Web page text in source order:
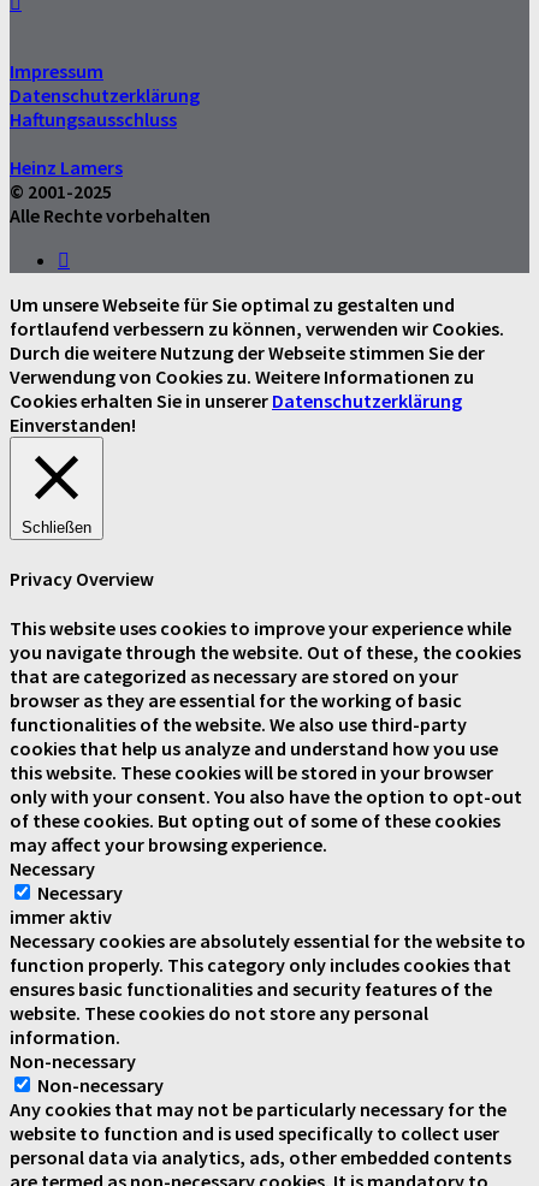
Impressum
Datenschutzerklärung
Haftungsausschluss
Heinz Lamers
© 2001-2025
Alle Rechte vorbehalten
Um unsere Webseite für Sie optimal zu gestalten und
fortlaufend verbessern zu können, verwenden wir Cookies.
Durch die weitere Nutzung der Webseite stimmen Sie der
Verwendung von Cookies zu. Weitere Informationen zu
Cookies erhalten Sie in unserer Datenschutzerklärung
Einverstanden!
Schließen
Privacy Overview
This website uses cookies to improve your experience while
you navigate through the website. Out of these, the cookies
that are categorized as necessary are stored on your
browser as they are essential for the working of basic
functionalities of the website. We also use third-party
cookies that help us analyze and understand how you use
this website. These cookies will be stored in your browser
only with your consent. You also have the option to opt-out
of these cookies. But opting out of some of these cookies
may affect your browsing experience.
Necessary
Necessary
immer aktiv
Necessary cookies are absolutely essential for the website to
function properly. This category only includes cookies that
ensures basic functionalities and security features of the
website. These cookies do not store any personal
information.
Non-necessary
Non-necessary
Any cookies that may not be particularly necessary for the
website to function and is used specifically to collect user
personal data via analytics, ads, other embedded contents
are termed as non-necessary cookies. It is mandatory to